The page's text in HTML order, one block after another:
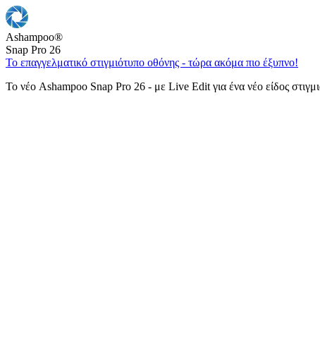
Ashampoo®
Snap Pro 26
Το επαγγελματικό στιγμιότυπο οθόνης - τώρα ακόμα πιο έξυπνο!
Το νέο Ashampoo Snap Pro 26 - με Live Edit για ένα νέο είδος